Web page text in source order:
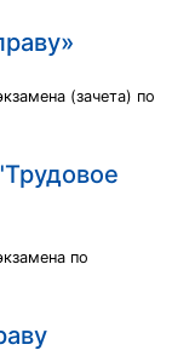
(зачета) по
по